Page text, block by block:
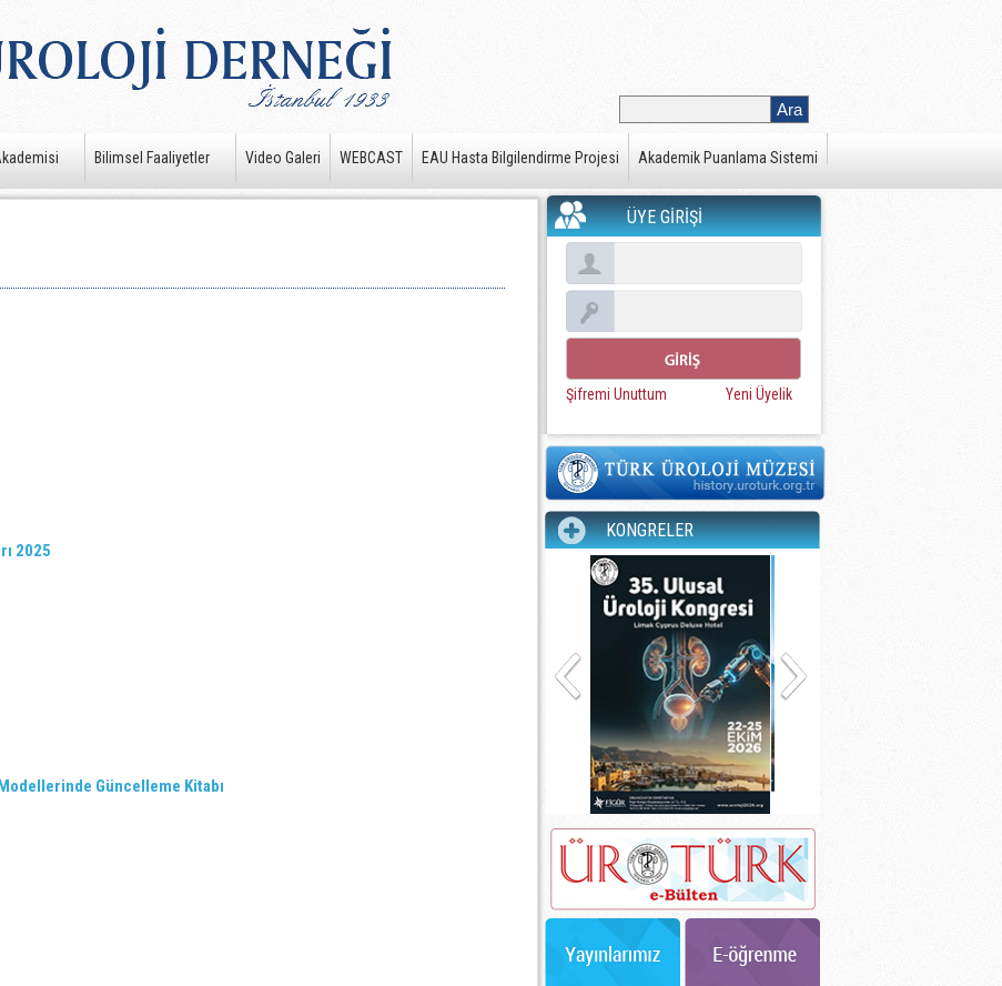
Bilimsel Faaliyetler Video Galeri WEBCAST EAU Hasta Bilgilendirme Projesi Akademik Puanlama Sistemi
2025
Güncelleme Kitabı
ÜYE GİRİŞİ
Şifremi Unuttum Yeni Üyelik
KONGRELER